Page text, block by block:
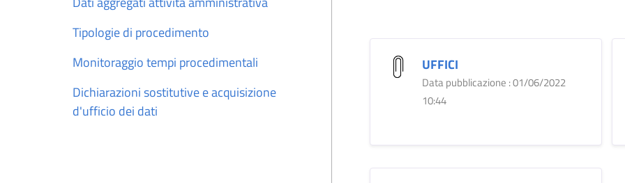
Tipologie di procedimento
Monitoraggio tempi procedimentali
Dichiarazioni sostitutive e acquisizione
d'ufficio dei dati
UFFICI
Data pubblicazione : 01/06/2022
10:44